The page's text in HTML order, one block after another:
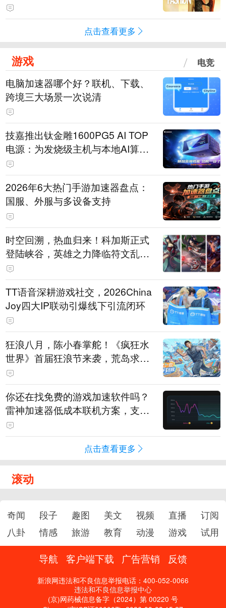
点击查看更多
游戏 电竞
电脑加速器哪个好？联机、下载、
跨境三大场景一次说清
技嘉推出钛金雕1600PG5 AI TOP
电源：为发烧级主机与本地AI算力
打造旗舰供电方案
2026年6大热门手游加速器盘点：
国服、外服与多设备支持
时空回溯，热血归来！科加斯正式
登陆峡谷，英雄之力降临符文乱
斗！
TT语音深耕游戏社交，2026China
Joy四大IP联动引爆线下引流闭环
狂浪八月，陈小春掌舵！《疯狂水
世界》首届狂浪节来袭，荒岛求生
直播即将开启
你还在找免费的游戏加速软件吗？
雷神加速器低成本联机方案，支持
免费试用
点击查看更多
滚动
奇闻 段子 趣图 美文 视频 直播
订阅
八卦
情感 旅游 教育 动漫 游戏 试用
导航 客户端下载 广告营销 反馈
新浪网违法和不良信息举报电话：400-052-0066
违法和不良信息举报中心
(京)网药械信息备字（2024）第 00220 号